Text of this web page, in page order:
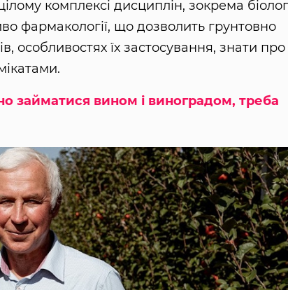
комплексі дисциплін, зокрема
фармакології, що дозволить грунтовно
особливостях їх застосування, знати про
займатися вином і виноградом, треба